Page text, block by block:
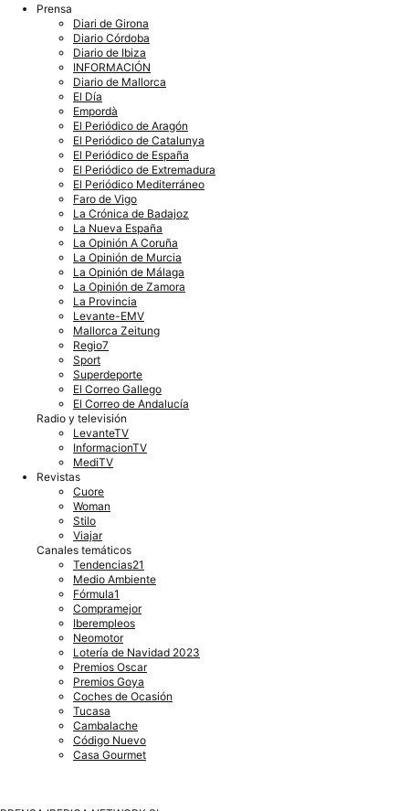
Prensa
Diari de Girona
Diario Córdoba
Diario de Ibiza
INFORMACIÓN
Diario de Mallorca
El Día
Empordà
El Periódico de Aragón
El Periódico de Catalunya
El Periódico de España
El Periódico de Extremadura
El Periódico Mediterráneo
Faro de Vigo
La Crónica de Badajoz
La Nueva España
La Opinión A Coruña
La Opinión de Murcia
La Opinión de Málaga
La Opinión de Zamora
La Provincia
Levante-EMV
Mallorca Zeitung
Regio7
Sport
Superdeporte
El Correo Gallego
El Correo de Andalucía
Radio y televisión
LevanteTV
InformacionTV
MediTV
Revistas
Cuore
Woman
Stilo
Viajar
Canales temáticos
Tendencias21
Medio Ambiente
Fórmula1
Compramejor
Iberempleos
Neomotor
Lotería de Navidad 2023
Premios Oscar
Premios Goya
Coches de Ocasión
Tucasa
Cambalache
Código Nuevo
Casa Gourmet